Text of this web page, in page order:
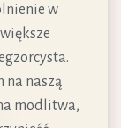
w
na naszą
modlitwa,